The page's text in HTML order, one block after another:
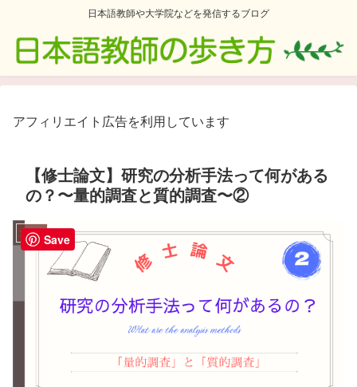
日本語教師や大学院などを発信するブログ
アフィリエイト広告を利用しています
【修士論文】研究の分析手法って何がある
の？〜量的調査と質的調査〜②
大学院 Save